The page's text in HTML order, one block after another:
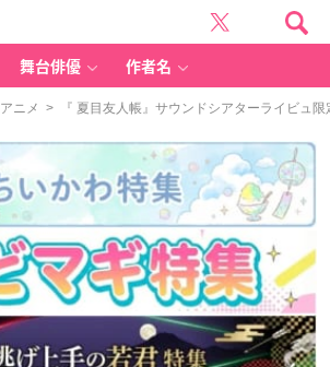
舞台俳優 作者名
アニメ > 『 夏目友人帳』サウンドシアターライビュ